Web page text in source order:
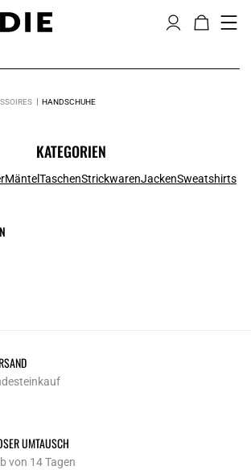
HANDSCHUHE
KATEGORIEN
MäntelTaschenStrickwarenJackenSweatshirts
UMTAUSCH
von 14 Tagen